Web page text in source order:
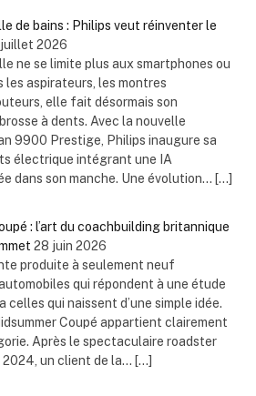
de bains : Philips veut réinventer le
2026
ne se limite plus aux smartphones ou
les aspirateurs, les montres
elle fait désormais son
à dents. Avec la nouvelle
9900 Prestige, Philips inaugure sa
électrique intégrant une IA
dans son manche. Une évolution... […]
: l’art du coachbuilding britannique
28 juin 2026
produite à seulement neuf
qui répondent à une étude
celles qui naissent d’une simple idée.
Coupé appartient clairement
Après le spectaculaire roadster
2024, un client de la... […]